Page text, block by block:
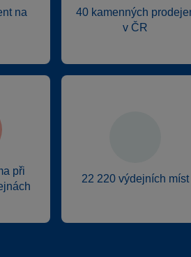
na
40 kamenných
v ČR
při
22 220 výdejních míst